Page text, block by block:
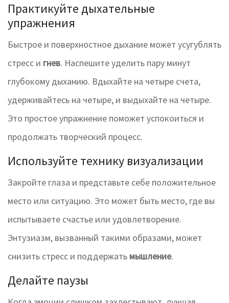
Практикуйте дыхательные
упражнения
Быстрое и поверхностное дыхание может усугублять
стресс и гнев. Наспешите уделить пару минут
глубокому дыханию. Вдыхайте на четыре счета,
удерживайтесь на четыре, и выдыхайте на четыре.
Это простое упражнение поможет успокоиться и
продолжать творческий процесс.
Используйте технику визуализации
Закройте глаза и представьте себе положительное
место или ситуацию. Это может быть место, где вы
испытываете счастье или удовлетворение.
Энтузиазм, вызванный такими образами, может
снизить стресс и поддержать мышление.
Делайте паузы